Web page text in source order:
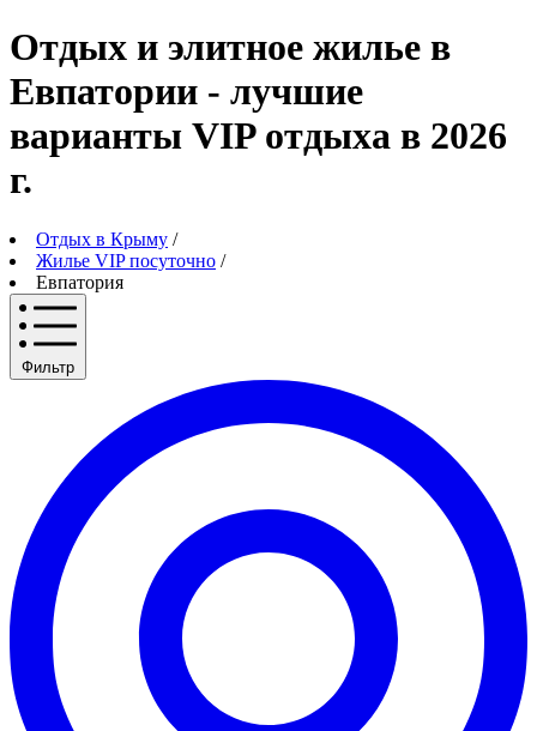
Отдых и элитное жилье в
Евпатории - лучшие
варианты VIP отдыха в 2026
г.
Отдых в Крыму /
Жилье VIP посуточно /
Евпатория
Фильтр